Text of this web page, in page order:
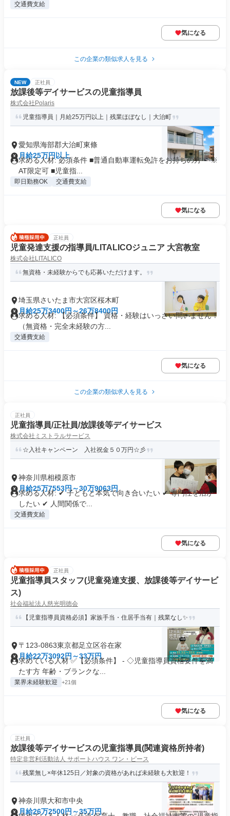
交通費支給
気になる
この企業の類似求人を見る
NEW 正社員
放課後等デイサービスの児童指導員
株式会社Polaris
児童指導員｜月給25万円以上｜残業ほぼなし｜大治町
愛知県海部郡大治町東條
月給25万円以上
求める人材: 必須条件 ■普通自動車運転免許をお持ちの方 ※
AT限定可 ■児童指...
即日勤務OK 交通費支給
気になる
正社員
児童発達支援の指導員/LITALICOジュニア 大宮教室
株式会社LITALICO
無資格・未経験からでも応募いただけます。
埼玉県さいたま市大宮区桜木町
月給25万3400円～26万8400円
求める人材: 【必須条件】 資格・経験はいっさい問いません！
（無資格・完全未経験の方...
交通費支給
気になる
この企業の類似求人を見る
正社員
児童指導員/正社員/放課後等デイサービス
株式会社ミストラルサービス
☆入社キャンペーン 入社祝金５０万円☆彡
神奈川県相模原市
月給25万7553円～30万9063円
求める人材: ✔ 子どもと本気で向き合いたい ✔ 専門性を活か
したい ✔ 人間関係で...
交通費支給
気になる
正社員
児童指導員スタッフ(児童発達支援、放課後等デイサービ
ス)
社会福祉法人慈光明徳会
【児童指導員資格必須】家族手当・住居手当有｜残業なし✨
〒123-0863東京都足立区谷在家
月給22万3092円～33万円
求めている人材 ✅【必須条件】 - ◇児童指導員資格要件を満
たす方 年齢・ブランクな...
業界未経験歓迎 +21個
気になる
正社員
放課後等デイサービスの児童指導員(関連資格所持者)
特定非営利活動法人 サポートハウス ワン・ピース
残業無し×年休125日／対象の資格があれば未経験も大歓迎！
神奈川県大和市中央
月給26万2500円～35万円